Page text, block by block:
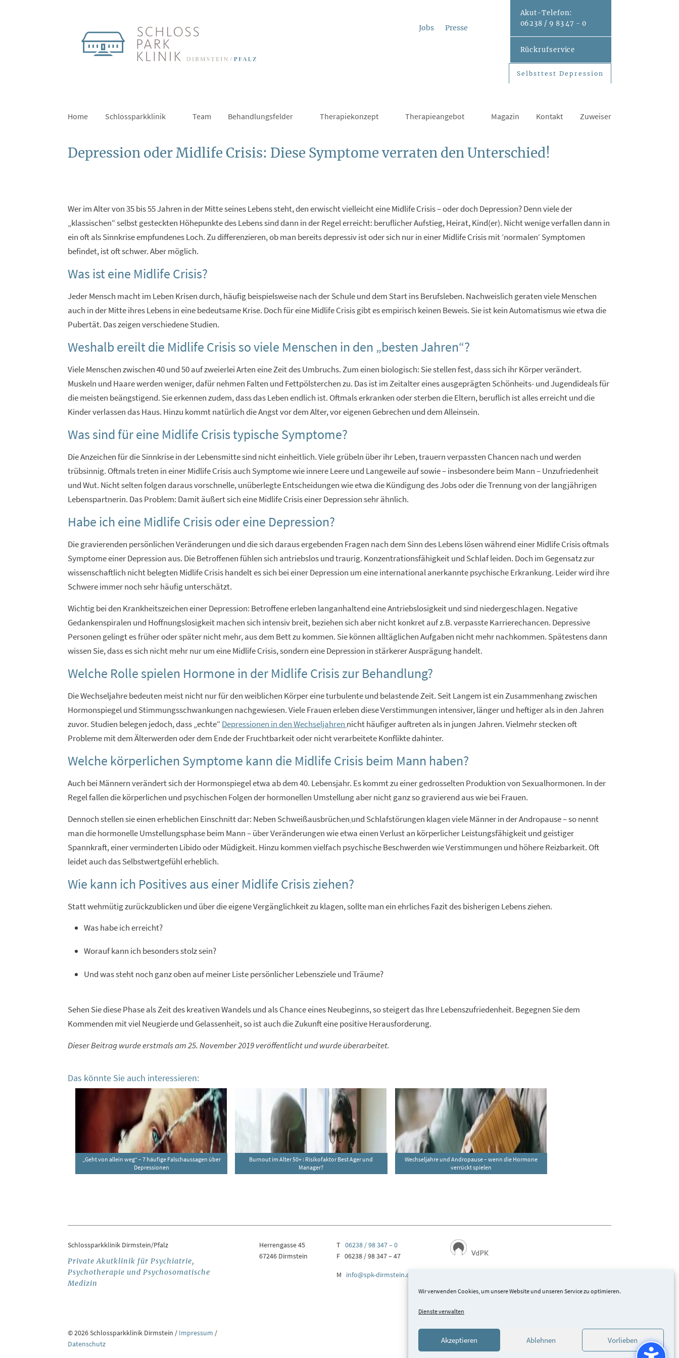
Wir verwenden Cookies, um unsere Website und unseren Service zu optimieren.
Dienste verwalten
Akzeptieren Ablehnen Vorlieben
Jobs Presse
Akut-Telefon:
06238 / 9 83 47 - 0
Rückrufservice
Selbsttest Depression
Selbsttest Depression
Home Schlossparkklinik Team Behandlungsfelder Therapiekonzept Therapieangebot Magazin Kontakt Zuweiser
Depression oder Midlife Crisis: Diese Symptome verraten den Unterschied!
Wer im Alter von 35 bis 55 Jahren in der Mitte seines Lebens steht, den erwischt vielleicht eine Midlife Crisis – oder doch Depression? Denn viele der
„klassischen“ selbst gesteckten Höhepunkte des Lebens sind dann in der Regel erreicht: beruflicher Aufstieg, Heirat, Kind(er). Nicht wenige verfallen dann in
ein oft als Sinnkrise empfundenes Loch. Zu differenzieren, ob man bereits depressiv ist oder sich nur in einer Midlife Crisis mit ’normalen‘ Symptomen
befindet, ist oft schwer. Aber möglich.
Was ist eine Midlife Crisis?
Jeder Mensch macht im Leben Krisen durch, häufig beispielsweise nach der Schule und dem Start ins Berufsleben. Nachweislich geraten viele Menschen
auch in der Mitte ihres Lebens in eine bedeutsame Krise. Doch für eine Midlife Crisis gibt es empirisch keinen Beweis. Sie ist kein Automatismus wie etwa die
Pubertät. Das zeigen verschiedene Studien.
Weshalb ereilt die Midlife Crisis so viele Menschen in den „besten Jahren“?
Viele Menschen zwischen 40 und 50 auf zweierlei Arten eine Zeit des Umbruchs. Zum einen biologisch: Sie stellen fest, dass sich ihr Körper verändert.
Muskeln und Haare werden weniger, dafür nehmen Falten und Fettpölsterchen zu. Das ist im Zeitalter eines ausgeprägten Schönheits- und Jugendideals für
die meisten beängstigend. Sie erkennen zudem, dass das Leben endlich ist. Oftmals erkranken oder sterben die Eltern, beruflich ist alles erreicht und die
Kinder verlassen das Haus. Hinzu kommt natürlich die Angst vor dem Alter, vor eigenen Gebrechen und dem Alleinsein.
Was sind für eine Midlife Crisis typische Symptome?
Die Anzeichen für die Sinnkrise in der Lebensmitte sind nicht einheitlich. Viele grübeln über ihr Leben, trauern verpassten Chancen nach und werden
trübsinnig. Oftmals treten in einer Midlife Crisis auch Symptome wie innere Leere und Langeweile auf sowie – insbesondere beim Mann – Unzufriedenheit
und Wut. Nicht selten folgen daraus vorschnelle, unüberlegte Entscheidungen wie etwa die Kündigung des Jobs oder die Trennung von der langjährigen
Lebenspartnerin. Das Problem: Damit äußert sich eine Midlife Crisis einer Depression sehr ähnlich.
Habe ich eine Midlife Crisis oder eine Depression?
Die gravierenden persönlichen Veränderungen und die sich daraus ergebenden Fragen nach dem Sinn des Lebens lösen während einer Midlife Crisis oftmals
Symptome einer Depression aus. Die Betroffenen fühlen sich antriebslos und traurig. Konzentrationsfähigkeit und Schlaf leiden. Doch im Gegensatz zur
wissenschaftlich nicht belegten Midlife Crisis handelt es sich bei einer Depression um eine international anerkannte psychische Erkrankung. Leider wird ihre
Schwere immer noch sehr häufig unterschätzt.
Wichtig bei den Krankheitszeichen einer Depression: Betroffene erleben langanhaltend eine Antriebslosigkeit und sind niedergeschlagen. Negative
Gedankenspiralen und Hoffnungslosigkeit machen sich intensiv breit, beziehen sich aber nicht konkret auf z.B. verpasste Karrierechancen. Depressive
Personen gelingt es früher oder später nicht mehr, aus dem Bett zu kommen. Sie können alltäglichen Aufgaben nicht mehr nachkommen. Spätestens dann
wissen Sie, dass es sich nicht mehr nur um eine Midlife Crisis, sondern eine Depression in stärkerer Ausprägung handelt.
Welche Rolle spielen Hormone in der Midlife Crisis zur Behandlung?
Die Wechseljahre bedeuten meist nicht nur für den weiblichen Körper eine turbulente und belastende Zeit. Seit Langem ist ein Zusammenhang zwischen
Hormonspiegel und Stimmungsschwankungen nachgewiesen. Viele Frauen erleben diese Verstimmungen intensiver, länger und heftiger als in den Jahren
zuvor. Studien belegen jedoch, dass „echte“ Depressionen in den Wechseljahren nicht häufiger auftreten als in jungen Jahren. Vielmehr stecken oft
Probleme mit dem Älterwerden oder dem Ende der Fruchtbarkeit oder nicht verarbeitete Konflikte dahinter.
Welche körperlichen Symptome kann die Midlife Crisis beim Mann haben?
Auch bei Männern verändert sich der Hormonspiegel etwa ab dem 40. Lebensjahr. Es kommt zu einer gedrosselten Produktion von Sexualhormonen. In der
Regel fallen die körperlichen und psychischen Folgen der hormonellen Umstellung aber nicht ganz so gravierend aus wie bei Frauen.
Dennoch stellen sie einen erheblichen Einschnitt dar: Neben Schweißausbrüchen und Schlafstörungen klagen viele Männer in der Andropause – so nennt
man die hormonelle Umstellungsphase beim Mann – über Veränderungen wie etwa einen Verlust an körperlicher Leistungsfähigkeit und geistiger
Spannkraft, einer verminderten Libido oder Müdigkeit. Hinzu kommen vielfach psychische Beschwerden wie Verstimmungen und höhere Reizbarkeit. Oft
leidet auch das Selbstwertgefühl erheblich.
Wie kann ich Positives aus einer Midlife Crisis ziehen?
Statt wehmütig zurückzublicken und über die eigene Vergänglichkeit zu klagen, sollte man ein ehrliches Fazit des bisherigen Lebens ziehen.
Was habe ich erreicht?
Worauf kann ich besonders stolz sein?
Und was steht noch ganz oben auf meiner Liste persönlicher Lebensziele und Träume?
Sehen Sie diese Phase als Zeit des kreativen Wandels und als Chance eines Neubeginns, so steigert das Ihre Lebenszufriedenheit. Begegnen Sie dem
Kommenden mit viel Neugierde und Gelassenheit, so ist auch die Zukunft eine positive Herausforderung.
Dieser Beitrag wurde erstmals am 25. November 2019 veröffentlicht und wurde überarbeitet.
Das könnte Sie auch interessieren:
„Geht von allein weg“ – 7 häufige Falschaussagen über
Depressionen
Burnout im Alter 50+ : Risikofaktor Best Ager und
Manager?
Wechseljahre und Andropause – wenn die Hormone
verrückt spielen
Schlossparkklinik Dirmstein/Pfalz
Private Akutklinik für Psychiatrie,
Psychotherapie und Psychosomatische
Medizin
Herrengasse 45
67246 Dirmstein
T 06238 / 98 347 – 0
F 06238 / 98 347 – 47
M info@spk-dirmstein.de
Rheinland-Pfalz e. V.
© 2026 Schlossparkklinik Dirmstein / Impressum /
Datenschutz